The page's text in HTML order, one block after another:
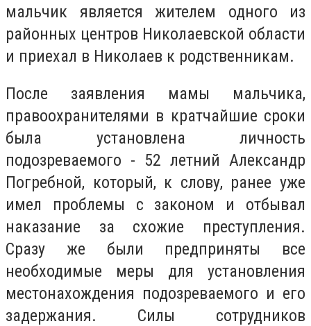
мальчик является жителем одного из
районных центров Николаевской области
и приехал в Николаев к родственникам.
После заявления мамы мальчика,
правоохранителями в кратчайшие сроки
была установлена личность
подозреваемого - 52 летний Александр
Погребной, который, к слову, ранее уже
имел проблемы с законом и отбывал
наказание за схожие преступления.
Сразу же были предприняты все
необходимые меры для установления
местонахождения подозреваемого и его
задержания. Силы сотрудников